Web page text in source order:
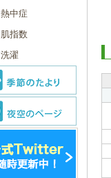
熱中症
肌指数
洗濯